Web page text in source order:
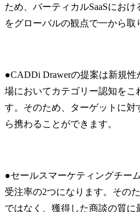
ため、バーティカルSaaSにお
をグローバルの観点で一から取
●CADDi Drawerの提案は新規
場においてカテゴリー認知を
す。そのため、ターゲットに
ら携わることができます。
●セールスマーケティングチー
受注率の2つになります。その
ではなく、獲得した商談の質に